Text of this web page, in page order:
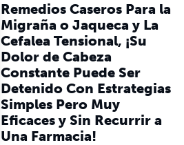
Remedios Caseros Para la
Migraña o Jaqueca y La
Cefalea Tensional, ¡Su
Dolor de Cabeza
Constante Puede Ser
Detenido Con Estrategias
Simples Pero Muy
Eficaces y Sin Recurrir a
Una Farmacia!